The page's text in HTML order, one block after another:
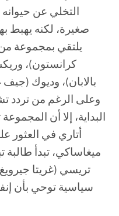
التخلي عن
صغيرة، لكنه يهبط
يلتقي بمجموعة
كرانستون)،
بالابان)، وديوك
وعلى الرغم من تردد
البداية، إلا أن
أتاري في العثور
ميغاساكي، تبدأ طالبة
تريسي (غريتا
سياسية توحي بأن